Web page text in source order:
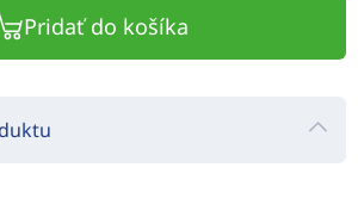
Pridať do košíka